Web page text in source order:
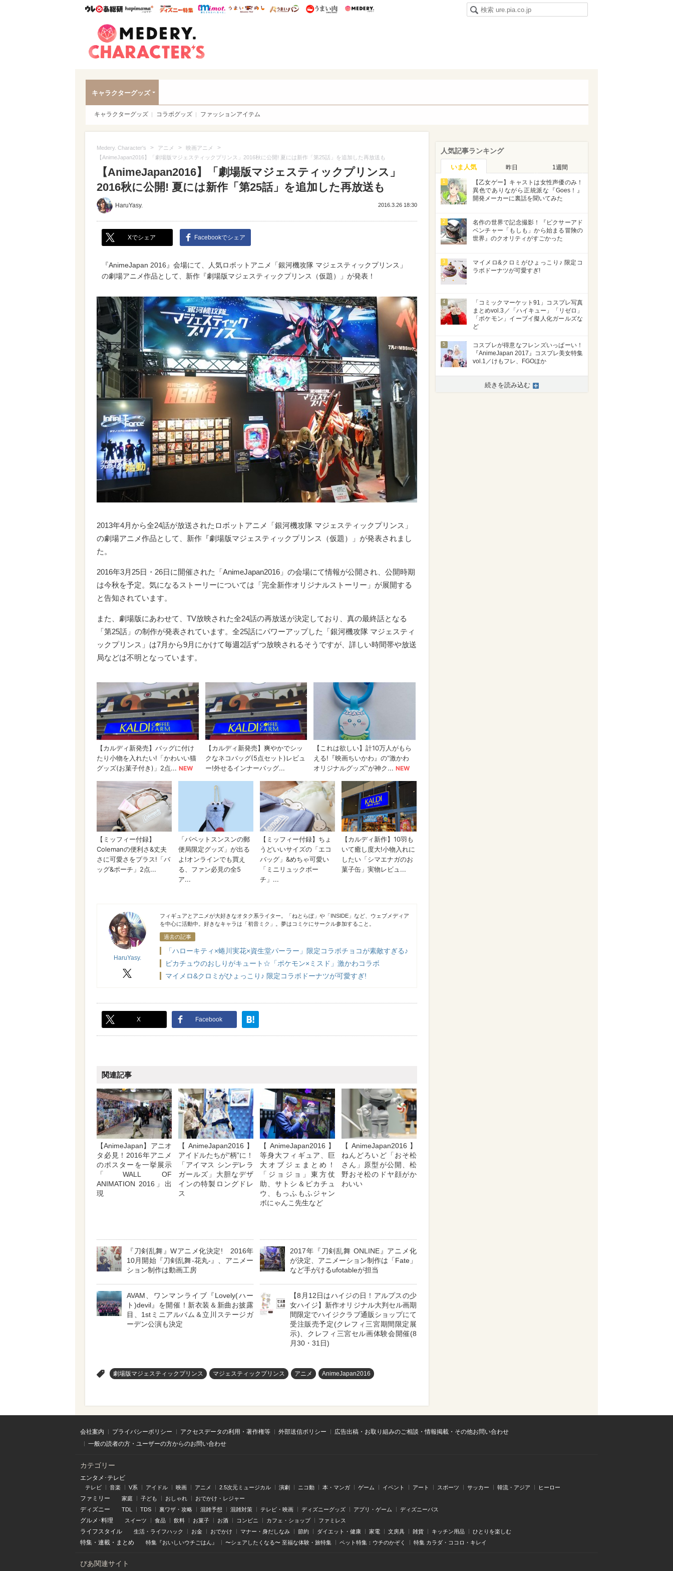
ウレぴあ総研ハピママ* ウレぴあ総研 ディズニー特集
mimot. うまいめし うまいパン うまい肉
キャラクターグッズ
キャラクターグッズ コラボグッズ ファッションアイテム
Medery. Character's > アニメ > 映画アニメ >
【AnimeJapan2016】「劇場版マジェスティックプリンス」2016秋に公開! 夏には新作「第25話」を追加した再放送も
【AnimeJapan2016】「劇場版マジェスティックプリンス」
2016秋に公開! 夏には新作「第25話」を追加した再放送も
HaruYasy. 2016.3.26 18:30
Xでシェア Facebookでシェア
『AnimeJapan 2016』会場にて、人気ロボットアニメ「銀河機攻隊 マジェスティックプリンス」
の劇場アニメ作品として、新作『劇場版マジェスティックプリンス（仮題）」が発表！
2013年4月から全24話が放送されたロボットアニメ「銀河機攻隊 マジェスティックプリンス」
の劇場アニメ作品として、新作『劇場版マジェスティックプリンス（仮題）」が発表されまし
た。
2016年3月25日・26日に開催された「AnimeJapan2016」の会場にて情報が公開され、公開時期
は今秋を予定。気になるストーリーについては「完全新作オリジナルストーリー」が展開する
と告知されています。
また、劇場版にあわせて、TV放映された全24話の再放送が決定しており、真の最終話となる
「第25話」の制作が発表されています。全25話にパワーアップした「銀河機攻隊 マジェスティ
ックプリンス」は7月から9月にかけて毎週2話ずつ放映されるそうですが、詳しい時間帯や放送
局などは不明となっています。
HaruYasy.
HaruYasy.
フィギュアとアニメが大好きなオタク系ライター。「ねとらぼ」や「INSIDE」など、ウェブメディア
を中心に活動中。好きなキャラは「初音ミク」。夢はコミケにサークル参加すること。
過去の記事
「ハローキティ×蜷川実花×資生堂パーラー」限定コラボチョコが素敵すぎる♪
ピカチュウのおしりがキュート☆「ポケモン×ミスド」激かわコラボ
マイメロ&クロミがひょっこり♪ 限定コラボドーナツが可愛すぎ!
X Facebook
関連記事
【AnimeJapan】アニオ
タ必見！2016年アニメ
のポスターを一挙展示
「WALL OF
ANIMATION 2016」出
現
【AnimeJapan2016】
アイドルたちが“柄”に！
「アイマス シンデレラ
ガールズ」大胆なデザ
インの特製ロングドレ
ス
【AnimeJapan2016】
等身大フィギュア、巨
大オブジェまとめ！
「ジョジョ」東方仗
助、サトシ＆ピカチュ
ウ、もっふもふジャン
ボにゃんこ先生など
【AnimeJapan2016】
ねんどろいど「おそ松
さん」原型が公開、松
野おそ松のドヤ顔がか
わいい
『刀剣乱舞』Wアニメ化決定! 2016年
10月開始『刀剣乱舞-花丸-』、アニメー
ション制作は動画工房
2017年『刀剣乱舞 ONLINE』アニメ化
が決定、アニメーション制作は「Fate」
など手がけるufotableが担当
AVAM、ワンマンライブ『Lovely(ハー
ト)devil』を開催！新衣装＆新曲お披露
目、1stミニアルバム＆立川ステージガ
ーデン公演も決定
【8月12日はハイジの日！アルプスの少
女ハイジ】新作オリジナル大判セル画期
間限定でハイジクラブ通販ショップにて
受注販売予定(クレフィ三宮期間限定展
示)、クレフィ三宮セル画体験会開催(8
月30・31日)
劇場版マジェスティックプリンス マジェスティックプリンス アニメ AnimeJapan2016
人気記事ランキング
いま人気 昨日 1週間
1
【乙女ゲー】キャストは女性声優のみ！
異色でありながら正統派な『Goes！』
開発メーカーに裏話を聞いてみた
2
名作の世界で記念撮影！『ピクサーアド
ベンチャー「もしも」から始まる冒険の
世界』のクオリティがすごかった
3
マイメロ&クロミがひょっこり♪ 限定コ
ラボドーナツが可愛すぎ!
4
「コミックマーケット91」コスプレ写真
まとめvol.3／「ハイキュー」「リゼロ」
「ポケモン」イーブイ擬人化ガールズな
ど
5
コスプレが得意なフレンズいっぱーい！
『AnimeJapan 2017』コスプレ美女特集
vol.1／けもフレ、FGOほか
続きを読み込む
会社案内 プライバシーポリシー アクセスデータの利用・著作権等 外部送信ポリシー
広告出稿・お取り組みのご相談・情報掲載・その他お問い合わせ
一般の読者の方・ユーザーの方からのお問い合わせ
カテゴリー
エンタメ･テレビ
テレビ 音楽 V系 アイドル 映画 アニメ 2.5次元ミュージカル 演劇 ニコ動 本・マンガ ゲーム イベント アート スポーツ サッカー 韓流・アジア ヒーロー
ファミリー 家庭 子ども おしゃれ おでかけ・レジャー
ディズニー TDL TDS 裏ワザ・攻略 混雑予想 混雑対策 テレビ・映画 ディズニーグッズ アプリ・ゲーム ディズニーパス
グルメ･料理 スイーツ 食品 飲料 お菓子 お酒 コンビニ カフェ・ショップ ファミレス
ライフスタイル 生活・ライフハック お金 おでかけ マナー・身だしなみ 節約 ダイエット・健康 家電 文房具 雑貨 キッチン用品 ひとりを楽しむ
特集 ・ 連載 ・ まとめ 特集『おいしいウチごはん』 〜シェアしたくなる〜 至福な体験・旅特集 ペット特集：ウチのかぞく 特集 カラダ・ココロ・キレイ
ぴあ関連サイト